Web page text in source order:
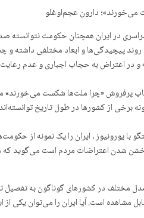
می‌خورند»؛ دارون عجم‌اوغلو
روند پیچیدگی‌ها و ابعاد مختلفی
و در اعتراض به حجاب اجباری و عدم
پرفروش «چرا ملت‌ها شکست
برخی از کشورها در طول تاریخ
با یورونیوز ، ایران را یک نمونه
شدن اعتراضات مردم است می‌گوید که
مختلف در کشورهای گوناگون به
مشاهده است. آیا ایران را می‌توان یکی از